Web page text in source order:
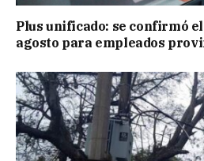
Plus unificado: se confirmó
agosto para empleados